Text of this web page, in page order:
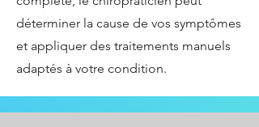
déterminer la cause de vos symptômes
et appliquer des traitements manuels
adaptés à votre condition.